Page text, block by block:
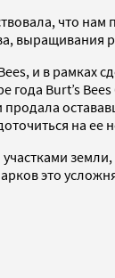
что
выращивания
и в
года Burt’s
на
это